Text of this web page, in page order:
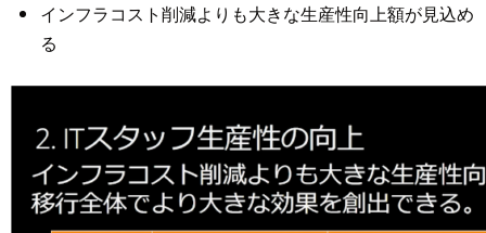
インフラコスト削減よりも大きな生産性向上額が見込め
る